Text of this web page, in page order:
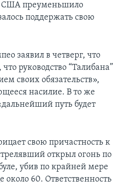
США преуменьшило
поддержать свою
заявил в четверг, что
руководство “Талибана”
своих обязательств»,
насилие. В то же
путь будет
свою причастность к
открыл огонь по
убив по крайней мере
около 60. Ответственность